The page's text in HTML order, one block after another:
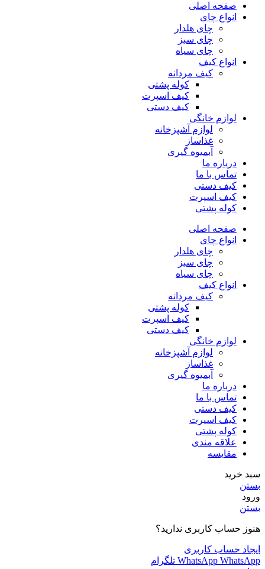
صفحه اصلی
انواع چای
چای هلدار
چای سبز
چای سیاه
انواع کیف
کیف مردانه
کوله پشتی
کیف اسپرت
کیف دستی
لوازم خانگی
لوازم آشپزخانه
غذاساز
آبمیوه گیری
درباره ما
تماس با ما
کیف دستی
کیف اسپرت
کوله پشتی
صفحه اصلی
انواع چای
چای هلدار
چای سبز
چای سیاه
انواع کیف
کیف مردانه
کوله پشتی
کیف اسپرت
کیف دستی
لوازم خانگی
لوازم آشپزخانه
غذاساز
آبمیوه گیری
درباره ما
تماس با ما
کیف دستی
کیف اسپرت
کوله پشتی
علاقه مندی
مقایسه
سبد خرید
بستن
ورود
بستن
هنوز حساب کاربری ندارید؟
ایجاد حساب کاربری
WhatsApp WhatsApp
تلگرام